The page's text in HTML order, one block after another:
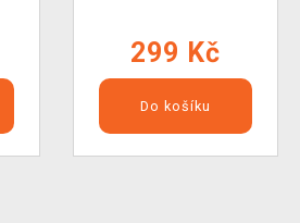
299 Kč
Do košíku